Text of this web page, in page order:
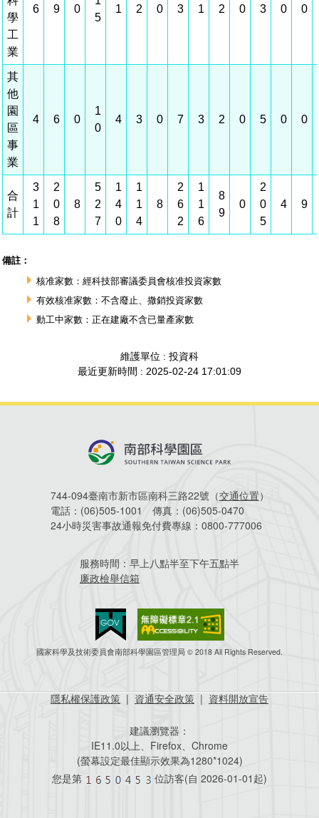
744-094臺南市新市區南科三路22號（交通位置）
電話： (06)505-1001 傳真： (06)505-0470
24小時災害事故通報免付費專線： 0800-777006
服務時間： 早上八點半至下午五點半
廉政檢舉信箱
國家科學及技術委員會南部科學園區管理局 © 2018 All Rights Reserved.
隱私權保護政策 | 資通安全政策 | 資料開放宣告
建議瀏覽器：
IE11.0以上、Firefox、Chrome
(螢幕設定最佳顯示效果為1280*1024)
您是第
位訪客(自 2026-01-01起)